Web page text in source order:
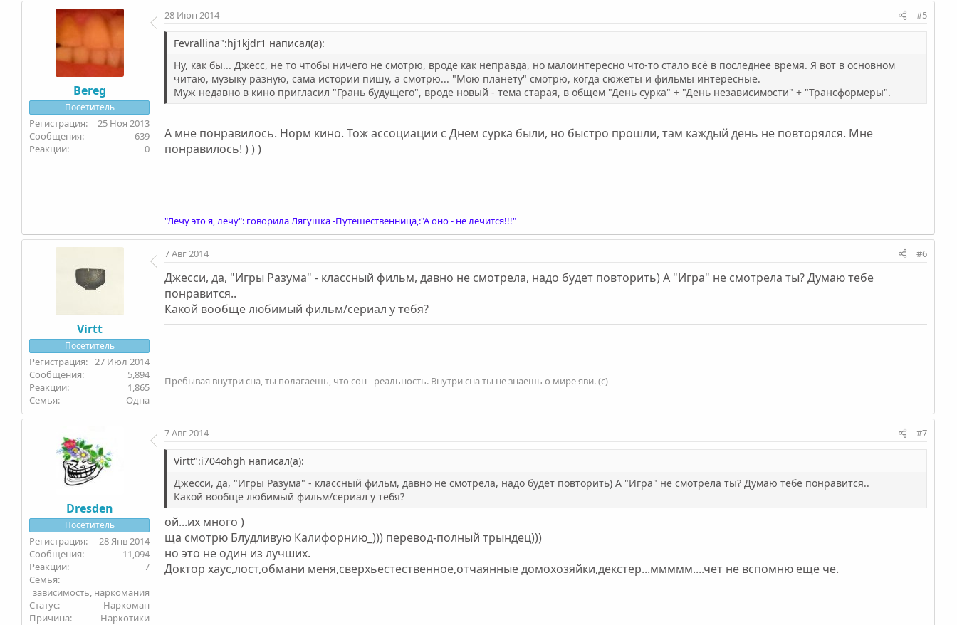
Bereg
Посетитель
25 Ноя 2013
639
0
28 Июн 2014 #5
Fevrallina":hj1kjdr1 написал(а):
Ну, как бы... Джесс, не то чтобы ничего не смотрю, вроде как неправда, но малоинтересно что-то стало всё в последнее время. Я вот в основном
читаю, музыку разную, сама истории пишу, а смотрю... "Мою планету" смотрю, когда сюжеты и фильмы интересные.
Муж недавно в кино пригласил "Грань будущего", вроде новый - тема старая, в общем "День сурка" + "День независимости" + "Трансформеры".
А мне понравилось. Норм кино. Тож ассоциации с Днем сурка были, но быстро прошли, там каждый день не повторялся. Мне
понравилось! ) ) )
"Лечу это я, лечу": говорила Лягушка -Путешественница,:"А оно - не лечится!!!"
Virtt
Посетитель
27 Июл 2014
5,894
1,865
Семья
Одна
7 Авг 2014 #6
Джесси, да, "Игры Разума" - классный фильм, давно не смотрела, надо будет повторить) А "Игра" не смотрела ты? Думаю тебе
понравится..
Какой вообще любимый фильм/сериал у тебя?
Пребывая внутри сна, ты полагаешь, что сон - реальность. Внутри сна ты не знаешь о мире яви. (с)
Dresden
Посетитель
28 Янв 2014
11,094
7
Семья
зависимость, наркомания
Статус
Наркоман
Причина
Наркотики
7 Авг 2014 #7
Virtt":i704ohgh написал(а):
Джесси, да, "Игры Разума" - классный фильм, давно не смотрела, надо будет повторить) А "Игра" не смотрела ты? Думаю тебе понравится..
Какой вообще любимый фильм/сериал у тебя?
ой...их много )
ща смотрю Блудливую Калифорнию_))) перевод-полный трындец)))
но это не один из лучших.
Доктор хаус,лост,обмани меня,сверхьестественное,отчаянные домохозяйки,декстер...ммммм....чет не вспомню еще че.